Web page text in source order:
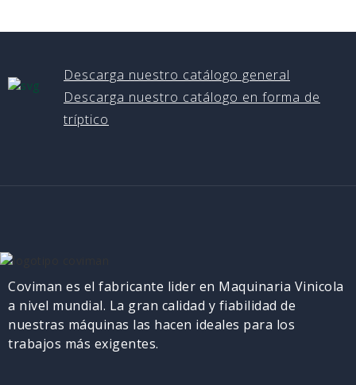
Descarga nuestro catálogo general
Descarga nuestro catálogo en forma de
tríptico
Coviman es el fabricante lider en Maquinaria Vinicola
a nivel mundial. La gran calidad y fiabilidad de
nuestras máquinas las hacen ideales para los
trabajos más exigentes.